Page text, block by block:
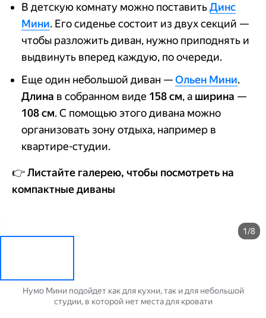
В детскую комнату можно поставитьДинс
Мини. Его сиденье состоит из двух секций —
чтобы разложить диван, нужно приподнять и
выдвинуть вперед каждую, по очереди.
Еще один небольшой диван —Ольен Мини.
Длина в собранном виде 158см, а ширина —
108 см. С помощью этого дивана можно
организовать зону отдыха, например в
квартире-студии.
👉Листайте галерею, чтобы посмотреть на
компактные диваны
1/8
Нумо Мини подойдет как для кухни, так и для небольшой
студии, в которой нет места для кровати